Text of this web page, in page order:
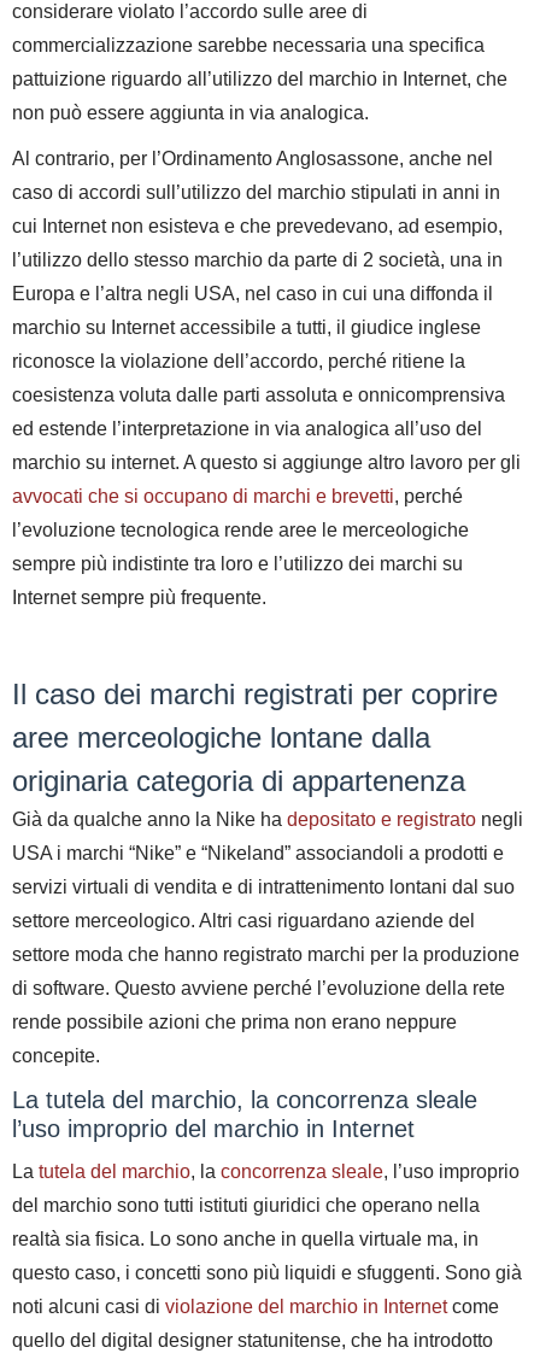
considerare violato l’accordo sulle aree di
commercializzazione sarebbe necessaria una specifica
pattuizione riguardo all’utilizzo del marchio in Internet, che
non può essere aggiunta in via analogica.
Al contrario, per l’Ordinamento Anglosassone, anche nel
caso di accordi sull’utilizzo del marchio stipulati in anni in
cui Internet non esisteva e che prevedevano, ad esempio,
l’utilizzo dello stesso marchio da parte di 2 società, una in
Europa e l’altra negli USA, nel caso in cui una diffonda il
marchio su Internet accessibile a tutti, il giudice inglese
riconosce la violazione dell’accordo, perché ritiene la
coesistenza voluta dalle parti assoluta e onnicomprensiva
ed estende l’interpretazione in via analogica all’uso del
marchio su internet. A questo si aggiunge altro lavoro per gli
avvocati che si occupano di marchi e brevetti, perché
l’evoluzione tecnologica rende aree le merceologiche
sempre più indistinte tra loro e l’utilizzo dei marchi su
Internet sempre più frequente.
Il caso dei marchi registrati per coprire
aree merceologiche lontane dalla
originaria categoria di appartenenza
Già da qualche anno la Nike ha depositato e registrato negli
USA i marchi “Nike” e “Nikeland” associandoli a prodotti e
servizi virtuali di vendita e di intrattenimento lontani dal suo
settore merceologico. Altri casi riguardano aziende del
settore moda che hanno registrato marchi per la produzione
di software. Questo avviene perché l’evoluzione della rete
rende possibile azioni che prima non erano neppure
concepite.
La tutela del marchio, la concorrenza sleale
l’uso improprio del marchio in Internet
La tutela del marchio, la concorrenza sleale, l’uso improprio
del marchio sono tutti istituti giuridici che operano nella
realtà sia fisica. Lo sono anche in quella virtuale ma, in
questo caso, i concetti sono più liquidi e sfuggenti. Sono già
noti alcuni casi di violazione del marchio in Internetcome
quello del digital designer statunitense, che ha introdotto